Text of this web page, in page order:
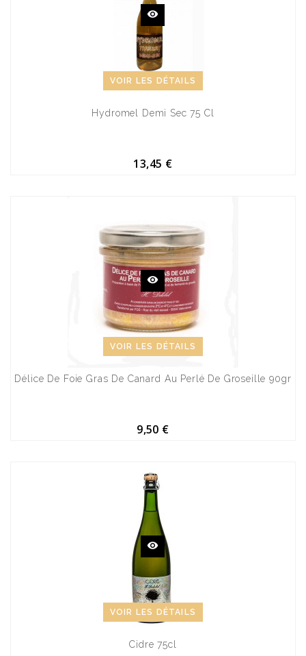
VOIR LES DÉTAILS
Hydromel Demi Sec 75 Cl
13,45 €
VOIR LES DÉTAILS
Délice De Foie Gras De Canard Au Perlé De Groseille 90gr
9,50 €
VOIR LES DÉTAILS
Cidre 75cl